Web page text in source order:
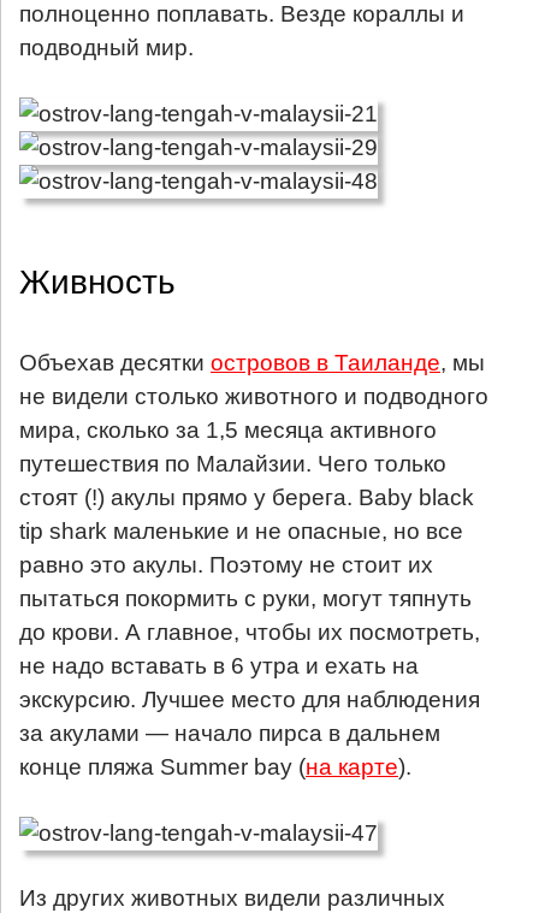
полноценно поплавать. Везде кораллы и
подводный мир.
Живность
Объехав десятки островов в Таиланде, мы
не видели столько животного и подводного
мира, сколько за 1,5 месяца активного
путешествия по Малайзии. Чего только
стоят (!) акулы прямо у берега. Baby black
tip shark маленькие и не опасные, но все
равно это акулы. Поэтому не стоит их
пытаться покормить с руки, могут тяпнуть
до крови. А главное, чтобы их посмотреть,
не надо вставать в 6 утра и ехать на
экскурсию. Лучшее место для наблюдения
за акулами — начало пирса в дальнем
конце пляжа Summer bay (на карте).
Из других животных видели различных